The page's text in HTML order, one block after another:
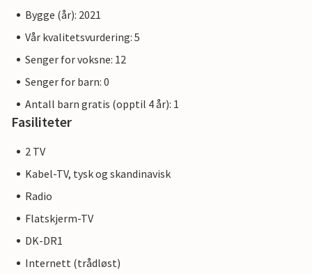
Bygge (år): 2021
Vår kvalitetsvurdering: 5
Senger for voksne: 12
Senger for barn: 0
Antall barn gratis (opptil 4 år): 1
Fasiliteter
2 TV
Kabel-TV, tysk og skandinavisk
Radio
Flatskjerm-TV
DK-DR1
Internett (trådløst)